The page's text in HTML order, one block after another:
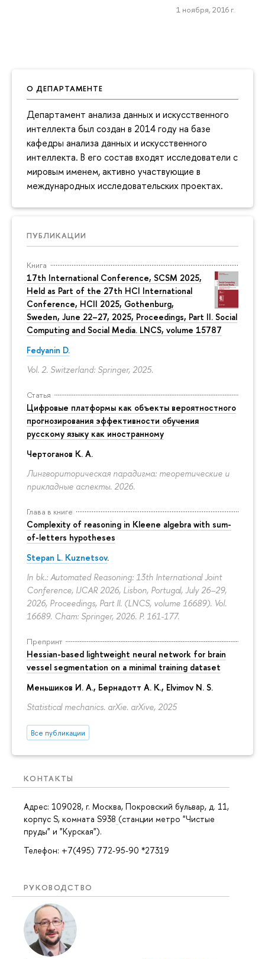
О ДЕПАРТАМЕНТЕ
Департамент анализа данных и искусственного
интеллекта был создан в 2014 году на базе
кафедры анализа данных и искусственного
интеллекта. В его состав входят исследователи с
мировым именем, активно участвующие в
международных исследовательских проектах.
ПУБЛИКАЦИИ
Книга
17th International Conference, SCSM 2025,
Held as Part of the 27th HCI International
Conference, HCII 2025, Gothenburg,
Sweden, June 22–27, 2025, Proceedings, Part II. Social
Computing and Social Media. LNCS, volume 15787
Fedyanin D.
Vol. 2. Switzerland: Springer, 2025.
Статья
Цифровые платформы как объекты вероятностного
прогнозирования эффективности обучения
русскому языку как иностранному
Чертоганов К. А.
Лингвориторическая парадигма: теоретические и
прикладные аспекты. 2026.
Глава в книге
Complexity of reasoning in Kleene algebra with sum-
of-letters hypotheses
Stepan L. Kuznetsov.
In bk.: Automated Reasoning: 13th International Joint
Conference, IJCAR 2026, Lisbon, Portugal, July 26–29,
2026, Proceedings, Part II. (LNCS, volume 16689). Vol.
16689. Cham: Springer, 2026. P. 161-177.
Препринт
Hessian-based lightweight neural network for brain
vessel segmentation on a minimal training dataset
Меньшиков И. А., Бернадотт А. К., Elvimov N. S.
Statistical mechanics. arXie. arXive, 2025
Все публикации
КОНТАКТЫ
Адрес: 109028, г. Москва, Покровский бульвар, д. 11,
корпус S, комната S938 (станции метро "Чистые
пруды" и "Курская").
Телефон: +7(495) 772-95-90 *27319
РУКОВОДСТВО
1 ноября, 2016 г.